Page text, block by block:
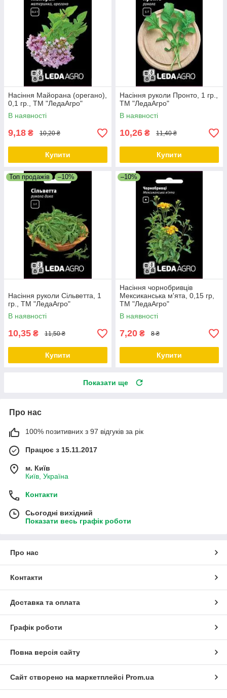
Насіння Майорана (орегано),
0,1 гр., ТМ "ЛедаАгро"
В наявності
9,18 ₴ 10,20 ₴
Купити
Насіння руколи Пронто, 1 гр.,
ТМ "ЛедаАгро"
В наявності
10,26 ₴ 11,40 ₴
Купити
Топ продажів –10%
Насіння руколи Сільветта, 1
гр., ТМ "ЛедаАгро"
В наявності
10,35 ₴ 11,50 ₴
Купити
–10%
Насіння чорнобривців
Мексиканська м'ята, 0,15 гр,
ТМ "ЛедаАгро"
В наявності
7,20 ₴ 8 ₴
Купити
Показати ще
Про нас
100% позитивних з 97 відгуків за рік
Працює з 15.11.2017
м. Київ
Київ, Україна
Контакти
Сьогодні вихідний
Показати весь графік роботи
Про нас
Контакти
Доставка та оплата
Графік роботи
Повна версія сайту
Сайт створено на маркетплейсі Prom.ua